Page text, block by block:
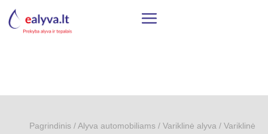
Pagrindinis/Alyva automobiliams/ Variklinė alyva / Variklinė